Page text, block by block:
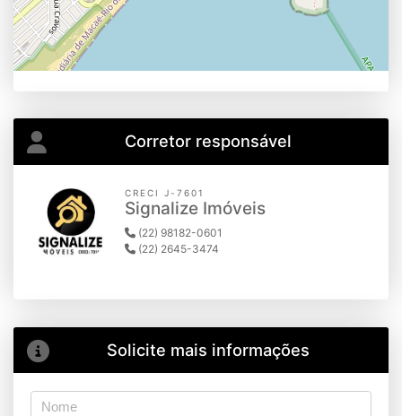
Corretor responsável
CRECI J-7601
Signalize Imóveis
(22) 98182-0601
(22) 2645-3474
Solicite mais informações